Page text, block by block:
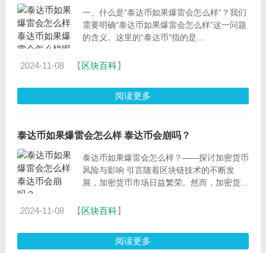
一、什么是“泰达币如果爆雷会怎么样”？我们
需要明确“泰达币如果爆雷会怎么样”这一问题
的含义。这里的“泰达币”指的是
币。而“爆雷”则是
2024-11-08 【区块百科】
阅读更多
泰达币如果爆雷会怎么样 泰达币会崩吗？
泰达币如果爆雷会怎么样？——探讨加密货币
风险与影响 引言随着区块链技术的不断发
展，加密货币市场日益繁荣。然而，加密货币
（Tether，简称US
2024-11-08 【区块百科】
阅读更多